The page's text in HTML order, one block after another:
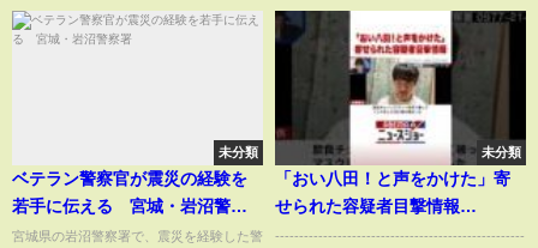
未分類
ベテラン警察官が震災の経験を
若手に伝える 宮城・岩沼警察
署
宮城県の岩沼警察署で、震災を経験した警
未分類
「おい八田！と声をかけた」寄
せられた容疑者目撃情報
#ABEMA的ニュースショー
----------------------------------------------------